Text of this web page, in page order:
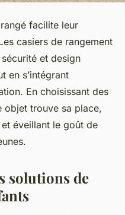
facilite leur
casiers de rangement
et design
en s’intégrant
En choisissant des
objet trouve sa place,
éveillant le goût de
solutions de